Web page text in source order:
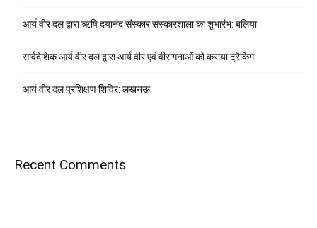
आर्य वीर दल द्वारा ऋषि दयानंद संस्कार संस्कारशाला का शुभारंभ: बलिया
सार्वदेशिक आर्य वीर दल द्वारा आर्य वीर एवं वीरांगनाओं को कराया ट्रैकिंग:
आर्य वीर दल प्रशिक्षण शिविर: लखनऊ
Recent Comments